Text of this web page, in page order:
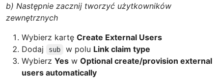
b) Następnie zacznij tworzyć użytkowników
zewnętrznych
Wybierz kartę Create External Users
Dodaj
sub w polu Link claim type
Wybierz Yes w Optional create/provision external
users automatically